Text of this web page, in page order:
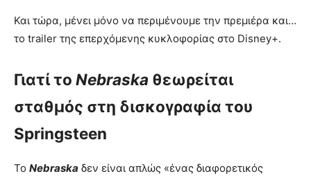
Και τώρα, μένει μόνο να περιμένουμε την πρεμιέρα και…
το trailer της επερχόμενης κυκλοφορίας στο Disney+.
Γιατί το Nebraska θεωρείται
σταθμός στη δισκογραφία του
Springsteen
Το Nebraska δεν είναι απλώς «ένας διαφορετικός